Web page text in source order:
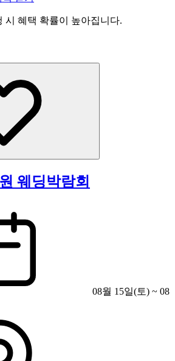
시 혜택 확률이 높아집니다.
웨딩박람회
08월 15일(토) ~ 08